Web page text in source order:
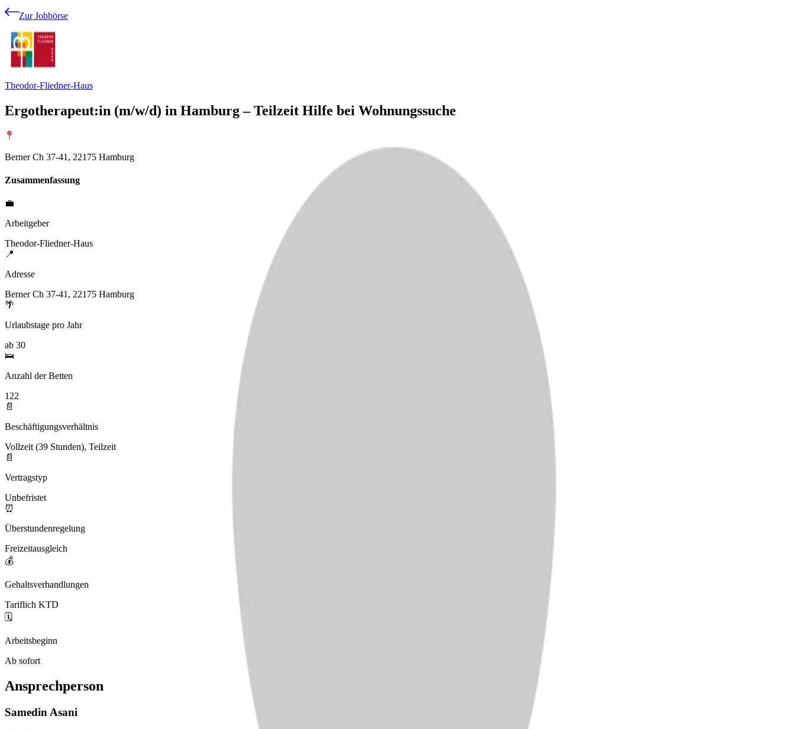
Zur Jobbörse
Theodor-Fliedner-Haus
Ergotherapeut:in (m/w/d) in Hamburg – Teilzeit Hilfe bei Wohnungssuche
Berner Ch 37-41, 22175 Hamburg
Zusammenfassung
💼
Arbeitgeber
Theodor-Fliedner-Haus
📍
Adresse
Berner Ch 37-41, 22175 Hamburg
🌴
Urlaubstage pro Jahr
ab 30
🛌
Anzahl der Betten
122
📄
Beschäftigungsverhältnis
Vollzeit (39 Stunden), Teilzeit
📄
Vertragstyp
Unbefristet
⏰
Überstundenregelung
Freizeitausgleich
💰
Gehaltsverhandlungen
Tariflich KTD
🗓️
Arbeitsbeginn
Ab sofort
Ansprechperson
Samedin Asani